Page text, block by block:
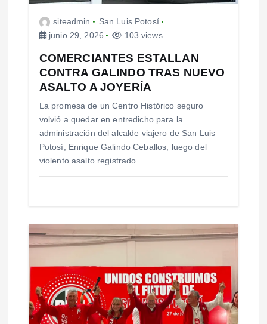
s
siteadmin
San Luis Potosí
junio 29, 2026
103 views
COMERCIANTES ESTALLAN
CONTRA GALINDO TRAS NUEVO
ASALTO A JOYERÍA
La promesa de un Centro Histórico seguro
volvió a quedar en entredicho para la
administración del alcalde viajero de San Luis
Potosí, Enrique Galindo Ceballos, luego del
violento asalto registrado…